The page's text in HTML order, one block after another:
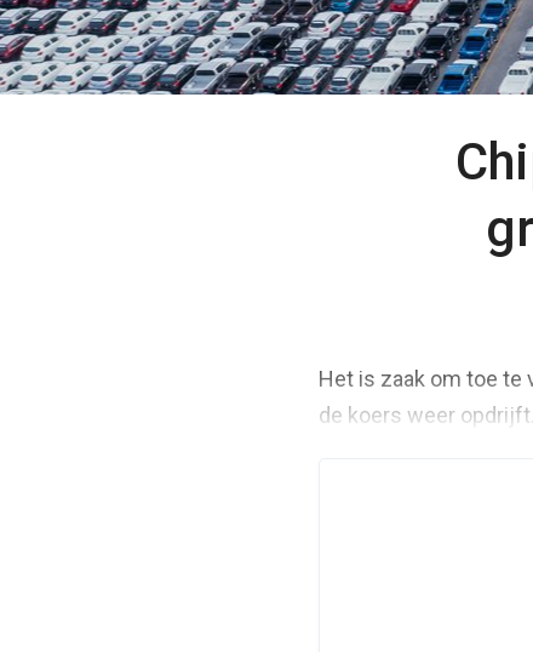
Het is zaak om toe te
de koers weer opdrijft.